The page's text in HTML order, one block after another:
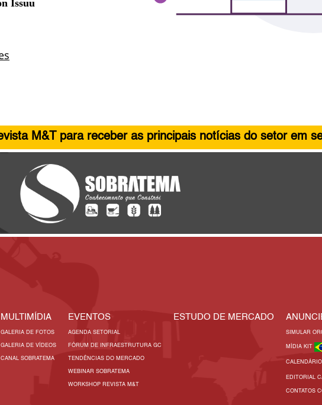
M&T para receber as principais notícias do setor em
MULTIMÍDIA
GALERIA DE FOTOS
GALERIA DE VÍDEOS
CANAL SOBRATEMA
EVENTOS
AGENDA SETORIAL
FÓRUM DE INFRAESTRUTURA GC
TENDÊNCIAS DO MERCADO
WEBINAR SOBRATEMA
WORKSHOP REVISTA M&T
ESTUDO DE MERCADO
SIMULAR
MÍDIA KIT
EDITORIAL
CONTATOS